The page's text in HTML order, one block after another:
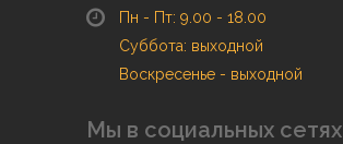
Пн - Пт: 9.00 - 18.00
Суббота: выходной
Воскресенье - выходной
Мы в социальных сетях